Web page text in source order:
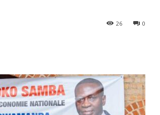
0
26